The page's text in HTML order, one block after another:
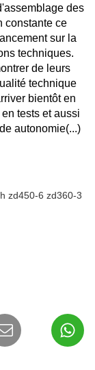
des
constante ce
sur la
techniques.
de leurs
technique
bientôt en
tests et aussi
autonomie(...)